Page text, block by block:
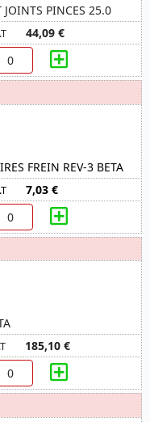
JOINTS PINCES 25.0
44,09 €
FREIN REV-3 BETA
7,03 €
185,10 €